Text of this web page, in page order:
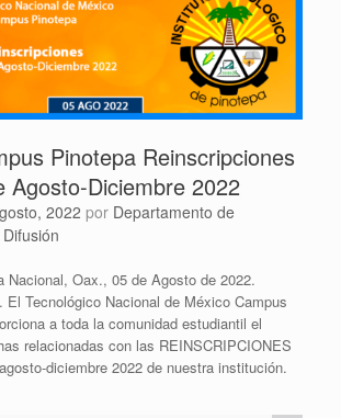
Pinotepa Reinscripciones
Agosto-Diciembre 2022
2022 por Departamento de
Nacional, Oax., 05 de Agosto de 2022.
El Tecnológico Nacional de México Campus
a toda la comunidad estudiantil el
relacionadas con las REINSCRIPCIONES
diciembre 2022 de nuestra institución.